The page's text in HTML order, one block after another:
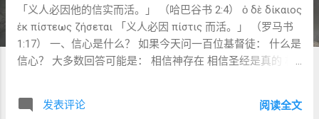
「义人必因他的信实而活。」 （哈巴谷书 2:4） ὁ δὲ δίκαιος
ἐκ πίστεως ζήσεται 「义人必因 πίστις 而活。」 （罗马书
1:17） 一、信心是什么？ 如果今天问一百位基督徒： 什么是
信心？ 大多数回答可能是： 相信神存在 相信圣经是真的 相
Faith， 常常想到： Believe that 相信某件事情是真的。 而圣
发表评论 阅读全文